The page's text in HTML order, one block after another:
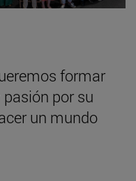
formar
por su
un mundo